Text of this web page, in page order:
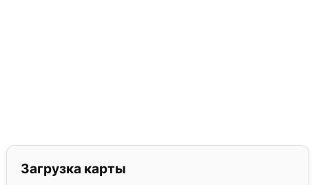
Загрузка карты